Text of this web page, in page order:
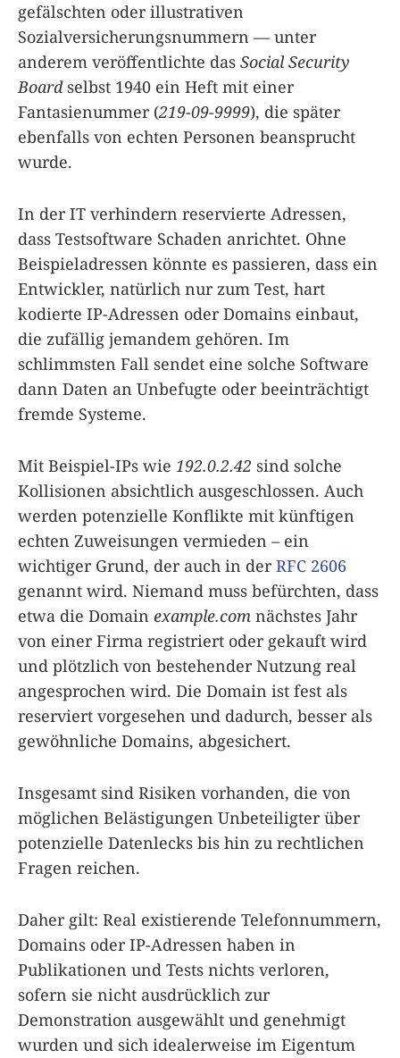
gefälschten oder illustrativen
Sozialversicherungsnummern — unter
anderem veröffentlichte das Social Security
Boardselbst 1940 ein Heft mit einer
Fantasienummer (219-09-9999), die später
ebenfalls von echten Personen beansprucht
wurde.
In der IT verhindern reservierte Adressen,
dass Testsoftware Schaden anrichtet. Ohne
Beispieladressen könnte es passieren, dass ein
Entwickler, natürlich nur zum Test, hart
kodierte IP-Adressen oder Domains einbaut,
die zufällig jemandem gehören. Im
schlimmsten Fall sendet eine solche Software
dann Daten an Unbefugte oder beeinträchtigt
fremde Systeme.
Mit Beispiel-IPs wie 192.0.2.42 sind solche
Kollisionen absichtlich ausgeschlossen. Auch
werden potenzielle Konflikte mit künftigen
echten Zuweisungen vermieden – ein
wichtiger Grund, der auch in derRFC 2606
genannt wird. Niemand muss befürchten, dass
etwa die Domain example.com nächstes Jahr
von einer Firma registriert oder gekauft wird
und plötzlich von bestehender Nutzung real
angesprochen wird. Die Domain ist fest als
reserviert vorgesehen und dadurch, besser als
gewöhnliche Domains, abgesichert.
Insgesamt sind Risiken vorhanden, die von
möglichen Belästigungen Unbeteiligter über
potenzielle Datenlecks bis hin zu rechtlichen
Fragen reichen.
Daher gilt: Real existierende Telefonnummern,
Domains oder IP-Adressen haben in
Publikationen und Tests nichts verloren,
sofern sie nicht ausdrücklich zur
Demonstration ausgewählt und genehmigt
wurden und sich idealerweise im Eigentum